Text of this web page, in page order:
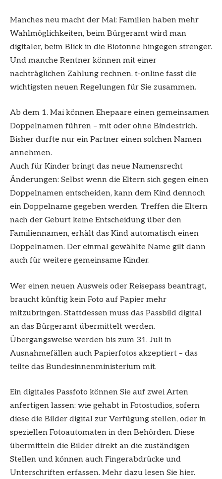
Manches neu macht der Mai: Familien haben mehr
Wahlmöglichkeiten, beim Bürgeramt wird man
digitaler, beim Blick in die Biotonne hingegen strenger.
Und manche Rentner können mit einer
nachträglichen Zahlung rechnen. t-online fasst die
wichtigsten neuen Regelungen für Sie zusammen.
Ab dem 1. Mai können Ehepaare einen gemeinsamen
Doppelnamen führen – mit oder ohne Bindestrich.
Bisher durfte nur ein Partner einen solchen Namen
annehmen.
Auch für Kinder bringt das neue Namensrecht
Änderungen: Selbst wenn die Eltern sich gegen einen
Doppelnamen entscheiden, kann dem Kind dennoch
ein Doppelname gegeben werden. Treffen die Eltern
nach der Geburt keine Entscheidung über den
Familiennamen, erhält das Kind automatisch einen
Doppelnamen. Der einmal gewählte Name gilt dann
auch für weitere gemeinsame Kinder.
Wer einen neuen Ausweis oder Reisepass beantragt,
braucht künftig kein Foto auf Papier mehr
mitzubringen. Stattdessen muss das Passbild digital
an das Bürgeramt übermittelt werden.
Übergangsweise werden bis zum 31. Juli in
Ausnahmefällen auch Papierfotos akzeptiert – das
teilte das Bundesinnenministerium mit.
Ein digitales Passfoto können Sie auf zwei Arten
anfertigen lassen: wie gehabt in Fotostudios, sofern
diese die Bilder digital zur Verfügung stellen, oder in
speziellen Fotoautomaten in den Behörden. Diese
übermitteln die Bilder direkt an die zuständigen
Stellen und können auch Fingerabdrücke und
Unterschriften erfassen. Mehr dazu lesen Sie hier.